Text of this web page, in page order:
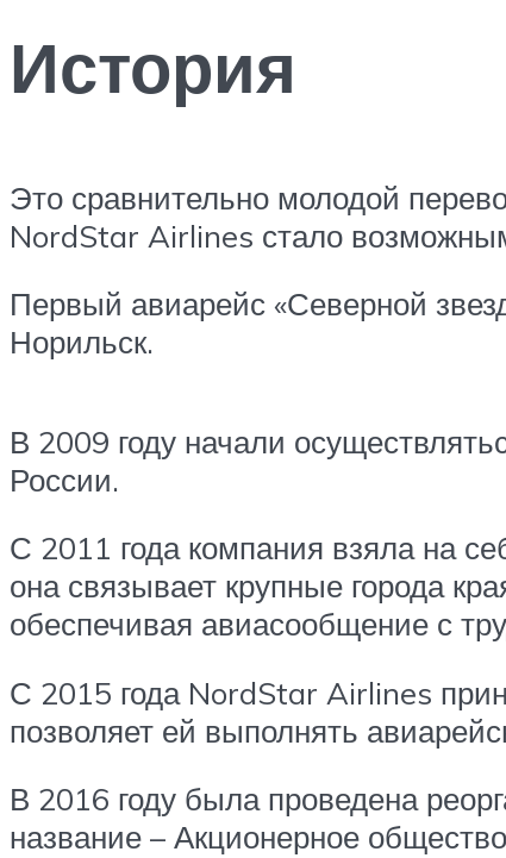
История
Это сравнительно молодой
NordStar Airlines стало
Первый авиарейс «Северной
Норильск.
В 2009 году начали
России.
С 2011 года компания взяла на
она связывает крупные города
обеспечивая авиасообщение с
С 2015 года NordStar Airlines
позволяет ей выполнять
В 2016 году была проведена
название – Акционерное